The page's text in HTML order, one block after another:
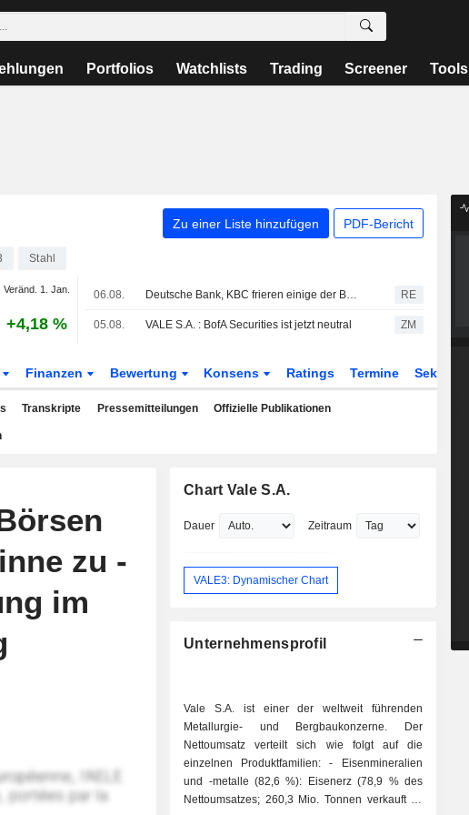
Portfolios Watchlists Trading Screener Tools
Zu einer Liste hinzufügen PDF-Bericht
Stahl
Veränd. 1. Jan.
+4,18 %
06.08. Deutsche Bank, KBC frieren einige der Bankkonten von Radiant World in Singapur ein, berichtet Bloomberg News RE
05.08. VALE S.A. : BofA Securities ist jetzt neutral ZM
Finanzen Bewertung Konsens Ratings Termine Sektor
Transkripte Pressemitteilungen Offizielle Publikationen
zu -
im
Chart Vale S.A.
Dauer Zeitraum
VALE3: Dynamischer Chart
Unternehmensprofil
Vale S.A. ist einer der weltweit führenden
Metallurgie- und Bergbaukonzerne. Der
Nettoumsatz verteilt sich wie folgt auf die
einzelnen Produktfamilien: - Eisenmineralien
und -metalle (82,6 %): Eisenerz (78,9 % des
Nettoumsatzes; 260,3 Mio. Tonnen verkauft im